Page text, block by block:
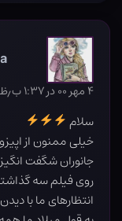
۴ مهر ۰۰ در ۱:۳۷ ب٫ظ
سلام
خیلی ممنون از
جانوران شگفت
روی فیلم سه
انتظارهای ما با